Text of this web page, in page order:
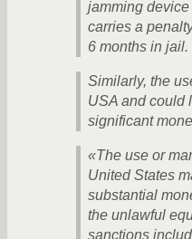
jamming
carries a
6 months in jail.
Similarly, the
USA and could
significant
«The use or
United States
substantial
the unlawful
sanctions